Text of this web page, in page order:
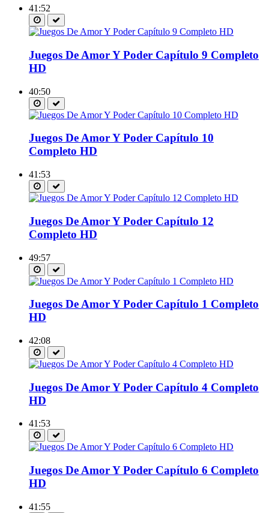
41:52
Juegos De Amor Y Poder Capítulo 9 Completo
HD
40:50
Juegos De Amor Y Poder Capítulo 10
Completo HD
41:53
Juegos De Amor Y Poder Capítulo 12
Completo HD
49:57
Juegos De Amor Y Poder Capítulo 1 Completo
HD
42:08
Juegos De Amor Y Poder Capítulo 4 Completo
HD
41:53
Juegos De Amor Y Poder Capítulo 6 Completo
HD
41:55